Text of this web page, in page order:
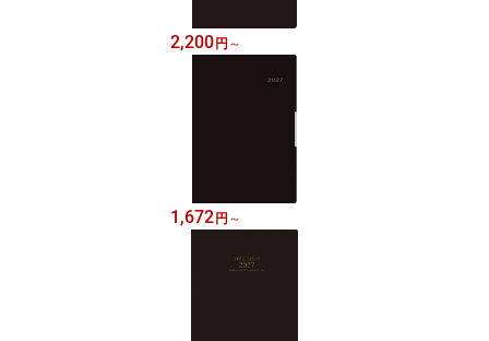
2,200 円 ～
1,672 円 ～